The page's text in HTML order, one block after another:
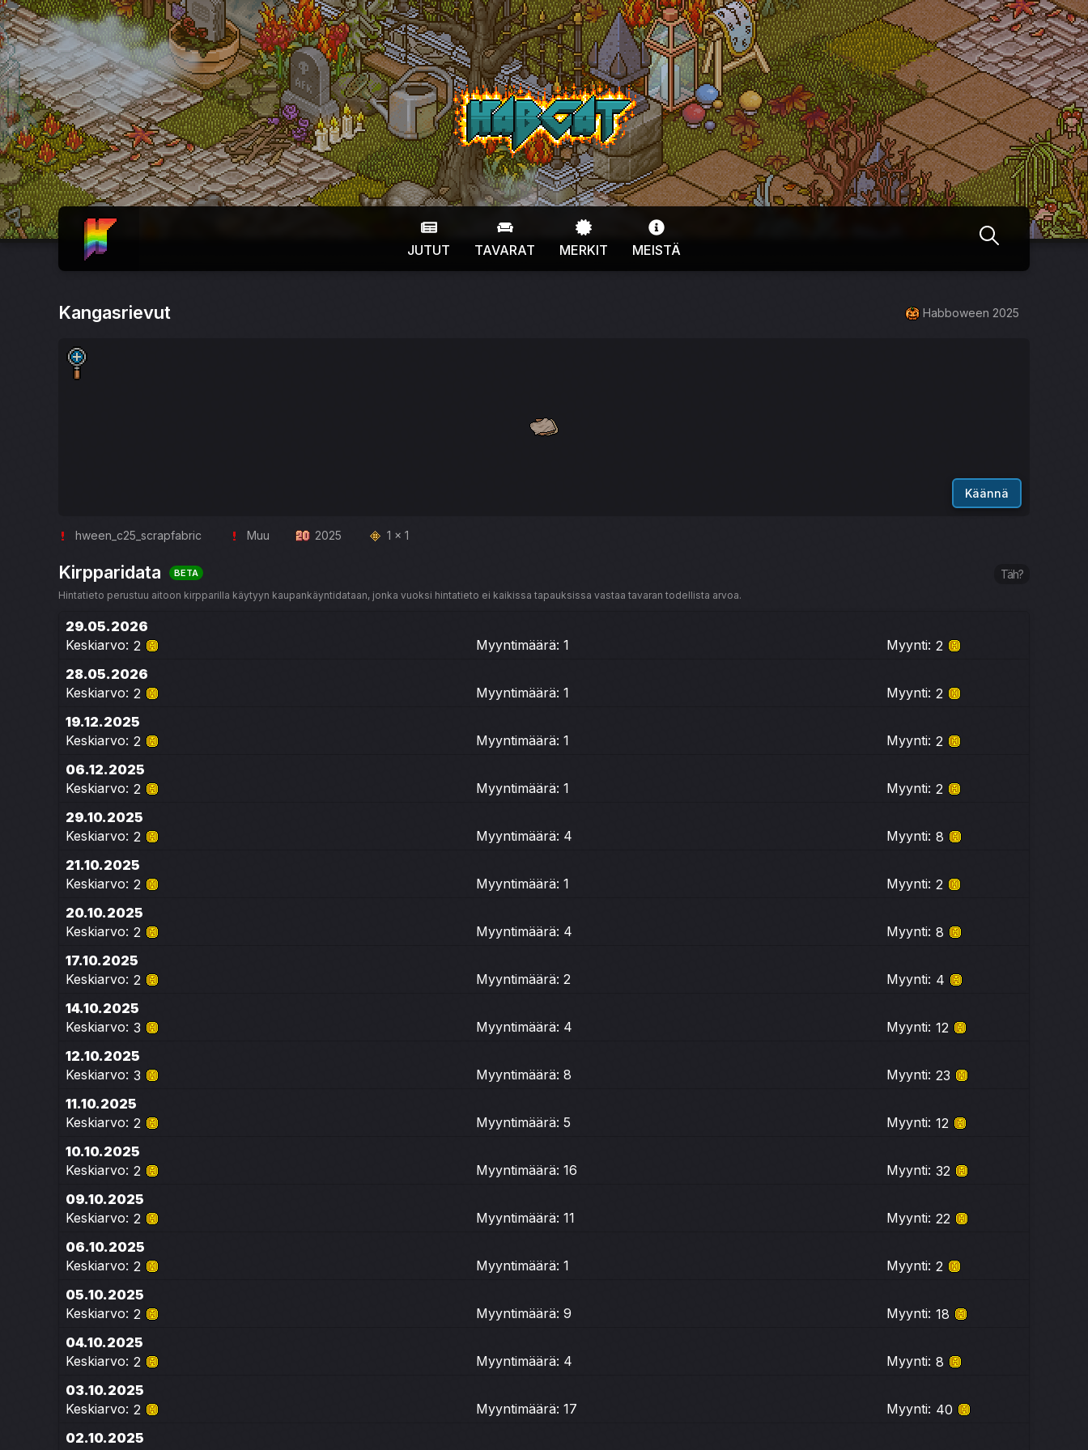
HabCat
ETUSIVU
JUTUT
TAVARAT MERKIT MEISTÄ
Kangasrievut Habboween 2025
Käännä
hween_c25_scrapfabric Muu 2025 1 x 1
Kirpparidata BETA Täh?
Hintatieto perustuu aitoon kirpparilla käytyyn kaupankäyntidataan, jonka vuoksi hintatieto ei kaikissa tapauksissa vastaa tavaran todellista arvoa.
29.05.2026
Keskiarvo: 2 Myyntimäärä: 1 Myynti: 2
28.05.2026
Keskiarvo: 2 Myyntimäärä: 1 Myynti: 2
19.12.2025
Keskiarvo: 2 Myyntimäärä: 1 Myynti: 2
06.12.2025
Keskiarvo: 2 Myyntimäärä: 1 Myynti: 2
29.10.2025
Keskiarvo: 2 Myyntimäärä: 4 Myynti: 8
21.10.2025
Keskiarvo: 2 Myyntimäärä: 1 Myynti: 2
20.10.2025
Keskiarvo: 2 Myyntimäärä: 4 Myynti: 8
17.10.2025
Keskiarvo: 2 Myyntimäärä: 2 Myynti: 4
14.10.2025
Keskiarvo: 3 Myyntimäärä: 4 Myynti: 12
12.10.2025
Keskiarvo: 3 Myyntimäärä: 8 Myynti: 23
11.10.2025
Keskiarvo: 2 Myyntimäärä: 5 Myynti: 12
10.10.2025
Keskiarvo: 2 Myyntimäärä: 16 Myynti: 32
09.10.2025
Keskiarvo: 2 Myyntimäärä: 11 Myynti: 22
06.10.2025
Keskiarvo: 2 Myyntimäärä: 1 Myynti: 2
05.10.2025
Keskiarvo: 2 Myyntimäärä: 9 Myynti: 18
04.10.2025
Keskiarvo: 2 Myyntimäärä: 4 Myynti: 8
03.10.2025
Keskiarvo: 2 Myyntimäärä: 17 Myynti: 40
02.10.2025